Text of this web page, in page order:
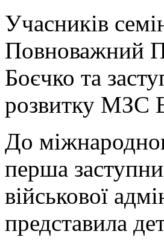
Учасників
Повноважний
Боєчко та
розвитку МЗС
До
перша
військової
представила